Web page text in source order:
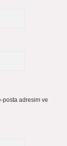
posta adresim ve